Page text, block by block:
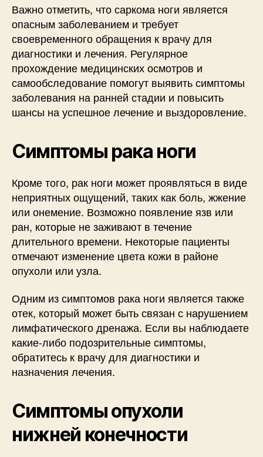
Важно отметить, что саркома ноги является
опасным заболеванием и требует
своевременного обращения к врачу для
диагностики и лечения. Регулярное
прохождение медицинских осмотров и
самообследование помогут выявить симптомы
заболевания на ранней стадии и повысить
шансы на успешное лечение и выздоровление.
Симптомы рака ноги
Кроме того, рак ноги может проявляться в виде
неприятных ощущений, таких как боль, жжение
или онемение. Возможно появление язв или
ран, которые не заживают в течение
длительного времени. Некоторые пациенты
отмечают изменение цвета кожи в районе
опухоли или узла.
Одним из симптомов рака ноги является также
отек, который может быть связан с нарушением
лимфатического дренажа. Если вы наблюдаете
какие-либо подозрительные симптомы,
обратитесь к врачу для диагностики и
назначения лечения.
Симптомы опухоли
нижней конечности